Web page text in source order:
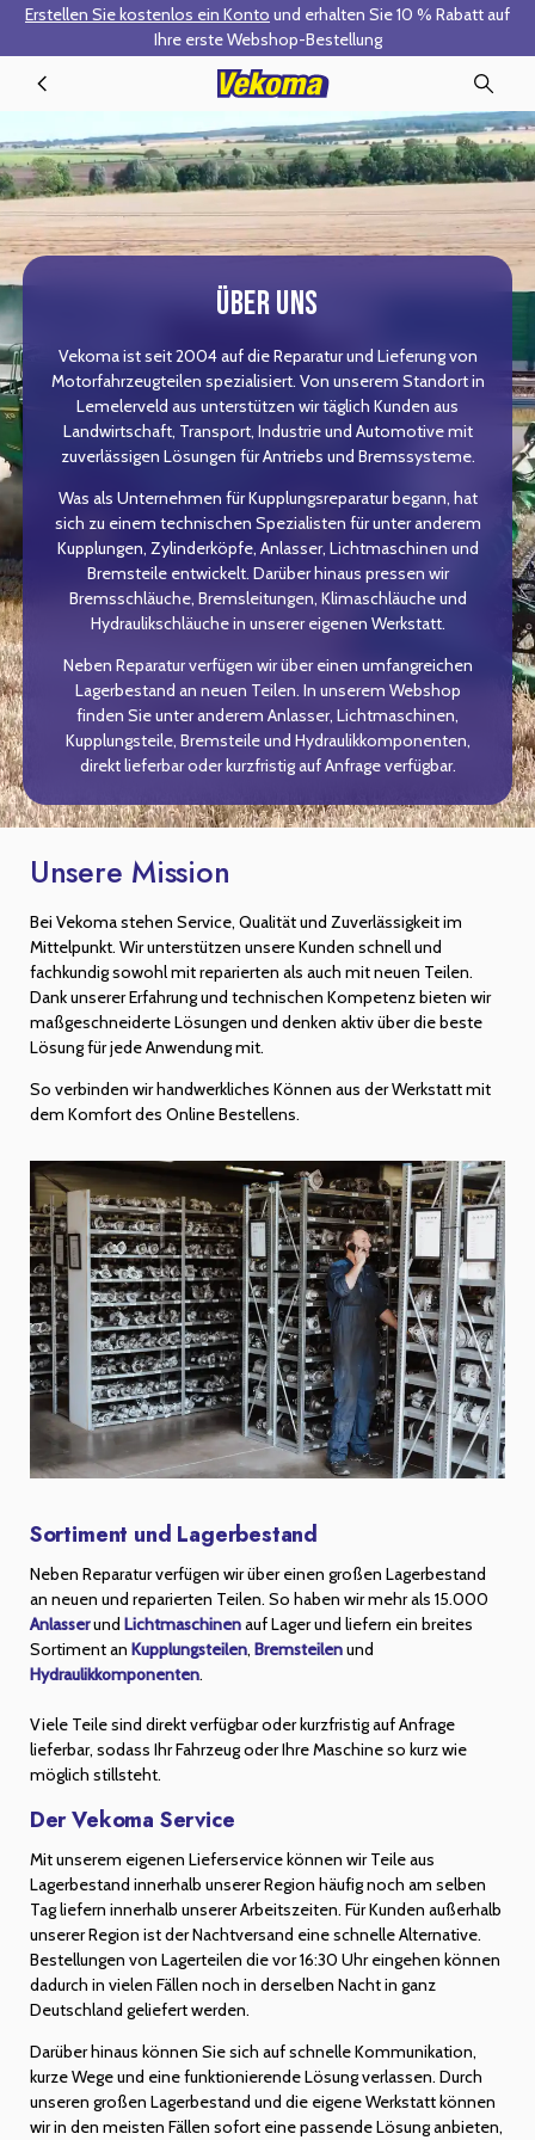
Zum Hauptinhalt springen
Erstellen Sie kostenlos ein Konto und erhalten Sie 10 % Rabatt auf
Ihre erste Webshop-Bestellung
Über uns
ÜBER UNS
Vekoma ist seit 2004 auf die Reparatur und Lieferung von
Motorfahrzeugteilen spezialisiert. Von unserem Standort in
Lemelerveld aus unterstützen wir täglich Kunden aus
Landwirtschaft, Transport, Industrie und Automotive mit
zuverlässigen Lösungen für Antriebs und Bremssysteme.
Was als Unternehmen für Kupplungsreparatur begann, hat
sich zu einem technischen Spezialisten für unter anderem
Kupplungen, Zylinderköpfe, Anlasser, Lichtmaschinen und
Bremsteile entwickelt. Darüber hinaus pressen wir
Bremsschläuche, Bremsleitungen, Klimaschläuche und
Hydraulikschläuche in unserer eigenen Werkstatt.
Neben Reparatur verfügen wir über einen umfangreichen
Lagerbestand an neuen Teilen. In unserem Webshop
finden Sie unter anderem Anlasser, Lichtmaschinen,
Kupplungsteile, Bremsteile und Hydraulikkomponenten,
direkt lieferbar oder kurzfristig auf Anfrage verfügbar.
Unsere Mission
Bei Vekoma stehen Service, Qualität und Zuverlässigkeit im
Mittelpunkt. Wir unterstützen unsere Kunden schnell und
fachkundig sowohl mit reparierten als auch mit neuen Teilen.
Dank unserer Erfahrung und technischen Kompetenz bieten wir
maßgeschneiderte Lösungen und denken aktiv über die beste
Lösung für jede Anwendung mit.
So verbinden wir handwerkliches Können aus der Werkstatt mit
dem Komfort des Online Bestellens.
Sortiment und Lagerbestand
Neben Reparatur verfügen wir über einen großen Lagerbestand
an neuen und reparierten Teilen. So haben wir mehr als 15.000
Anlasserund Lichtmaschinenauf Lager und liefern ein breites
Sortiment an Kupplungsteilen, Bremsteilenund
Hydraulikkomponenten.
Viele Teile sind direkt verfügbar oder kurzfristig auf Anfrage
lieferbar, sodass Ihr Fahrzeug oder Ihre Maschine so kurz wie
möglich stillsteht.
Der Vekoma Service
Mit unserem eigenen Lieferservice können wir Teile aus
Lagerbestand innerhalb unserer Region häufig noch am selben
Tag liefern innerhalb unserer Arbeitszeiten. Für Kunden außerhalb
unserer Region ist der Nachtversand eine schnelle Alternative.
Bestellungen von Lagerteilen die vor 16:30 Uhr eingehen können
dadurch in vielen Fällen noch in derselben Nacht in ganz
Deutschland geliefert werden.
Darüber hinaus können Sie sich auf schnelle Kommunikation,
kurze Wege und eine funktionierende Lösung verlassen. Durch
unseren großen Lagerbestand und die eigene Werkstatt können
wir in den meisten Fällen sofort eine passende Lösung anbieten,